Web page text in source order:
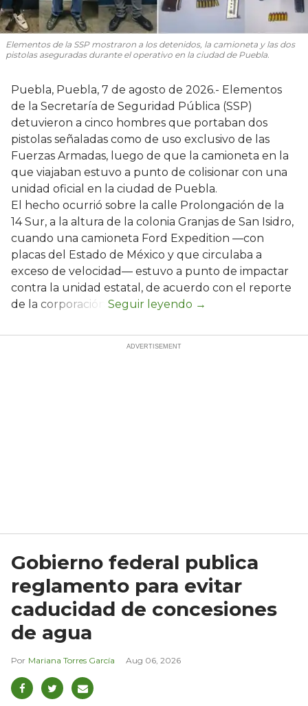
Elementos de la SSP mostraron a los detenidos, la camioneta y las dos
pistolas aseguradas durante el operativo en la ciudad de Puebla.
Puebla, Puebla, 7 de agosto de 2026.- Elementos
de la Secretaría de Seguridad Pública (SSP)
detuvieron a cinco hombres que portaban dos
pistolas señaladas como de uso exclusivo de las
Fuerzas Armadas, luego de que la camioneta en la
que viajaban estuvo a punto de colisionar con una
unidad oficial en la ciudad de Puebla.
El hecho ocurrió sobre la calle Prolongación de la
14 Sur, a la altura de la colonia Granjas de San Isidro,
cuando una camioneta Ford Expedition —con
placas del Estado de México y que circulaba a
exceso de velocidad— estuvo a punto de impactar
contra la unidad estatal, de acuerdo con el reporte
de la corporación.
Gobierno federal publica
reglamento para evitar
caducidad de concesiones
de agua
Mariana Torres García Aug 06, 2026